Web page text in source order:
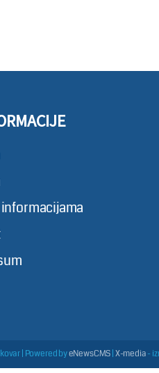
Powered byeNewsCMS X-media-